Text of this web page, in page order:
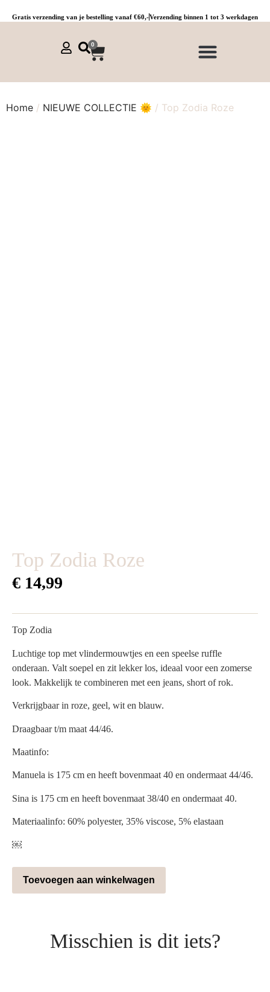
Gratis verzending van je bestelling vanaf €60,-Verzending binnen 1 tot 3 werkdagen
0
Home / NIEUWE COLLECTIE 🌞 / Top Zodia Roze
Top Zodia Roze
€ 14,99
Top Zodia
Luchtige top met vlindermouwtjes en een speelse ruffle
onderaan. Valt soepel en zit lekker los, ideaal voor een zomerse
look. Makkelijk te combineren met een jeans, short of rok.
Verkrijgbaar in roze, geel, wit en blauw.
Draagbaar t/m maat 44/46.
Maatinfo:
Manuela is 175 cm en heeft bovenmaat 40 en ondermaat 44/46.
Sina is 175 cm en heeft bovenmaat 38/40 en ondermaat 40.
Materiaalinfo: 60% polyester, 35% viscose, 5% elastaan
￼
Toevoegen aan winkelwagen
Misschien is dit iets?